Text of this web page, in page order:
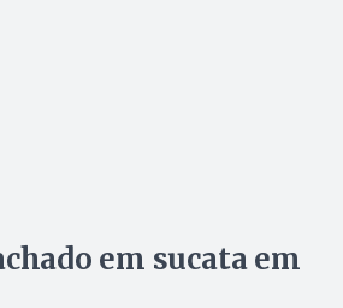
em sucata em